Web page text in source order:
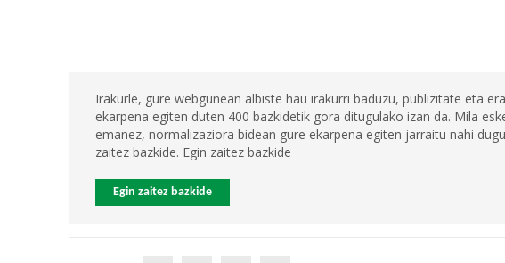
Irakurle, gure webgunean albiste hau irakurri baduzu, publizitate eta
ekarpena egiten duten 400 bazkidetik gora ditugulako izan da. Mila
emanez, normalizaziora bidean gure ekarpena egiten jarraitu nahi
zaitez bazkide. Egin zaitez bazkide
Egin zaitez bazkide